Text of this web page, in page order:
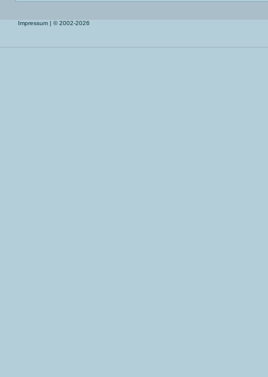
Impressum | © 2002-2026